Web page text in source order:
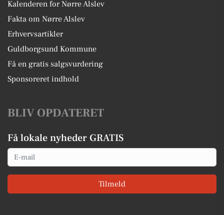
Kalenderen for Nørre Alslev
Fakta om Nørre Alslev
Erhvervsartikler
Guldborgsund Kommune
Få en gratis salgsvurdering
Sponsoreret indhold
BLIV OPDATERET
Få lokale nyheder GRATIS
Email
Tilmeld